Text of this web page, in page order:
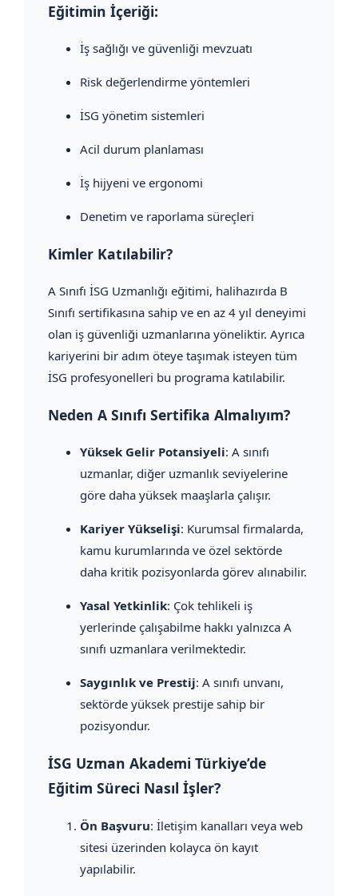
Eğitimin İçeriği:
İş sağlığı ve güvenliği mevzuatı
Risk değerlendirme yöntemleri
İSG yönetim sistemleri
Acil durum planlaması
İş hijyeni ve ergonomi
Denetim ve raporlama süreçleri
Kimler Katılabilir?
A Sınıfı İSG Uzmanlığı eğitimi, halihazırda B
Sınıfı sertifikasına sahip ve en az 4 yıl deneyimi
olan iş güvenliği uzmanlarına yöneliktir. Ayrıca
kariyerini bir adım öteye taşımak isteyen tüm
İSG profesyonelleri bu programa katılabilir.
Neden A Sınıfı Sertifika Almalıyım?
Yüksek Gelir Potansiyeli: A sınıfı
uzmanlar, diğer uzmanlık seviyelerine
göre daha yüksek maaşlarla çalışır.
Kariyer Yükselişi: Kurumsal firmalarda,
kamu kurumlarında ve özel sektörde
daha kritik pozisyonlarda görev alınabilir.
Yasal Yetkinlik: Çok tehlikeli iş
yerlerinde çalışabilme hakkı yalnızca A
sınıfı uzmanlara verilmektedir.
Saygınlık ve Prestij: A sınıfı unvanı,
sektörde yüksek prestije sahip bir
pozisyondur.
İSG Uzman Akademi Türkiye’de
Eğitim Süreci Nasıl İşler?
Ön Başvuru: İletişim kanalları veya web
sitesi üzerinden kolayca ön kayıt
yapılabilir.